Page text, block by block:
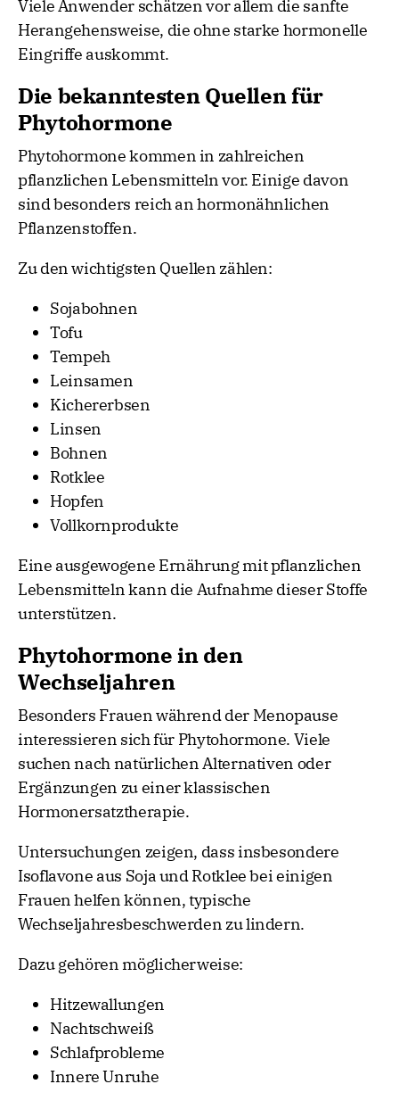
Viele Anwender schätzen vor allem die sanfte
Herangehensweise, die ohne starke hormonelle
Eingriffe auskommt.
Die bekanntesten Quellen für
Phytohormone
Phytohormone kommen in zahlreichen
pflanzlichen Lebensmitteln vor. Einige davon
sind besonders reich an hormonähnlichen
Pflanzenstoffen.
Zu den wichtigsten Quellen zählen:
Sojabohnen
Tofu
Tempeh
Leinsamen
Kichererbsen
Linsen
Bohnen
Rotklee
Hopfen
Vollkornprodukte
Eine ausgewogene Ernährung mit pflanzlichen
Lebensmitteln kann die Aufnahme dieser Stoffe
unterstützen.
Phytohormone in den
Wechseljahren
Besonders Frauen während der Menopause
interessieren sich für Phytohormone. Viele
suchen nach natürlichen Alternativen oder
Ergänzungen zu einer klassischen
Hormonersatztherapie.
Untersuchungen zeigen, dass insbesondere
Isoflavone aus Soja und Rotklee bei einigen
Frauen helfen können, typische
Wechseljahresbeschwerden zu lindern.
Dazu gehören möglicherweise:
Hitzewallungen
Nachtschweiß
Schlafprobleme
Innere Unruhe